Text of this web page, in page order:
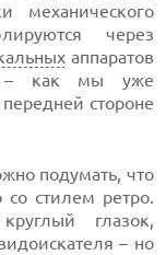
механического
через
аппаратов
– как мы уже
стороне
подумать, что
стилем ретро.
глазок,
– но